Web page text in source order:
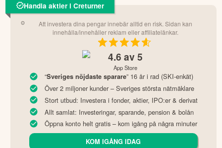
Handla aktier i Creturner
Att investera dina pengar innebär alltid en risk. Sidan kan
innehålla/innehåller reklam eller affiliatelänkar.
4.6 av 5
App Store
“Sveriges nöjdaste sparare” 16 år i rad (SKI-enkät)
Över 2 miljoner kunder – Sveriges största nätmäklare
Stort utbud: Investera i fonder, aktier, IPO:er & derivat
Allt samlat: Investeringar, sparande, pension & bolån
Öppna konto helt gratis – kom igång på några minuter
KOM IGÅNG IDAG